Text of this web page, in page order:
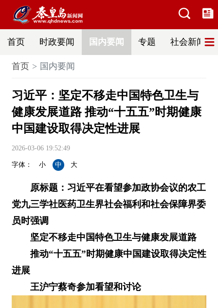
首页 时政要闻 国内要闻 专题 社会新闻
首页 国内要闻
习近平：坚定不移走中国特色卫生与
健康发展道路 推动“十五五”时期健康
中国建设取得决定性进展
2026-03-06 19:52:49
字体： 小 中 大
原标题：习近平在看望参加政协会议的农工
党九三学社医药卫生界社会福利和社会保障界委
员时强调
坚定不移走中国特色卫生与健康发展道路
推动“十五五”时期健康中国建设取得决定性
进展
王沪宁蔡奇参加看望和讨论